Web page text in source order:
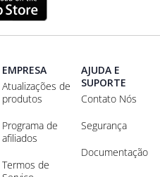
EMPRESA
Atualizações de
produtos
Programa de
afiliados
Termos de
AJUDA E
SUPORTE
Contato Nós
Segurança
Documentação